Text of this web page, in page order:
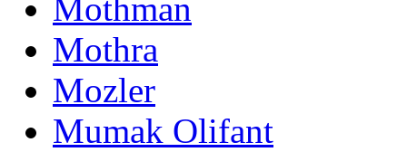
Mothman
Mothra
Mozler
Mumak Olifant